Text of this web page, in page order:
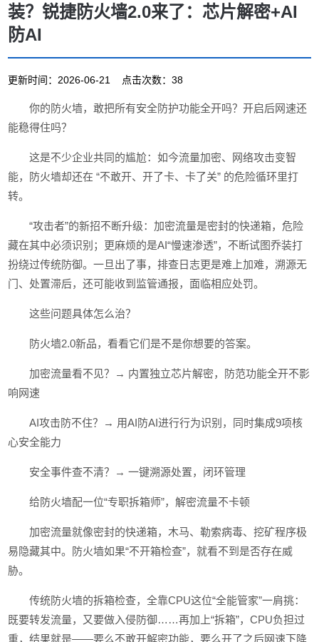
装？锐捷防火墙2.0来了：芯片解密+AI
防AI
更新时间：2026-06-21 点击次数：38
你的防火墙，敢把所有安全防护功能全开吗？开启后网速还
能稳得住吗？
这是不少企业共同的尴尬：如今流量加密、网络攻击变智
能，防火墙却还在 “不敢开、开了卡、卡了关” 的危险循环里打
转。
“攻击者”的新招不断升级：加密流量是密封的快递箱，危险
藏在其中必须识别；更麻烦的是AI“慢速渗透”，不断试图乔装打
扮绕过传统防御。一旦出了事，排查日志更是难上加难，溯源无
门、处置滞后，还可能收到监管通报，面临相应处罚。
这些问题具体怎么治？
防火墙2.0新品，看看它们是不是你想要的答案。
加密流量看不见？→ 内置独立芯片解密，防范功能全开不影
响网速
AI攻击防不住？→ 用AI防AI进行行为识别，同时集成9项核
心安全能力
安全事件查不清？→ 一键溯源处置，闭环管理
给防火墙配一位“专职拆箱师”，解密流量不卡顿
加密流量就像密封的快递箱，木马、勒索病毒、挖矿程序极
易隐藏其中。防火墙如果“不开箱检查”，就看不到是否存在威
胁。
传统防火墙的拆箱检查，全靠CPU这位“全能管家”一肩挑：
既要转发流量，又要做入侵防御……再加上“拆箱”，CPU负担过
重，结果就是——要么不敢开解密功能，要么开了之后网速下降